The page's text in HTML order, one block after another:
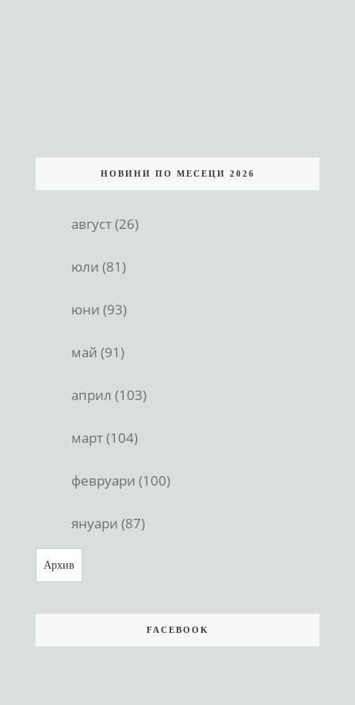
НОВИНИ ПО МЕСЕЦИ 2026
август (26)
юли (81)
юни (93)
май (91)
април (103)
март (104)
февруари (100)
януари (87)
Архив
FACEBOOK